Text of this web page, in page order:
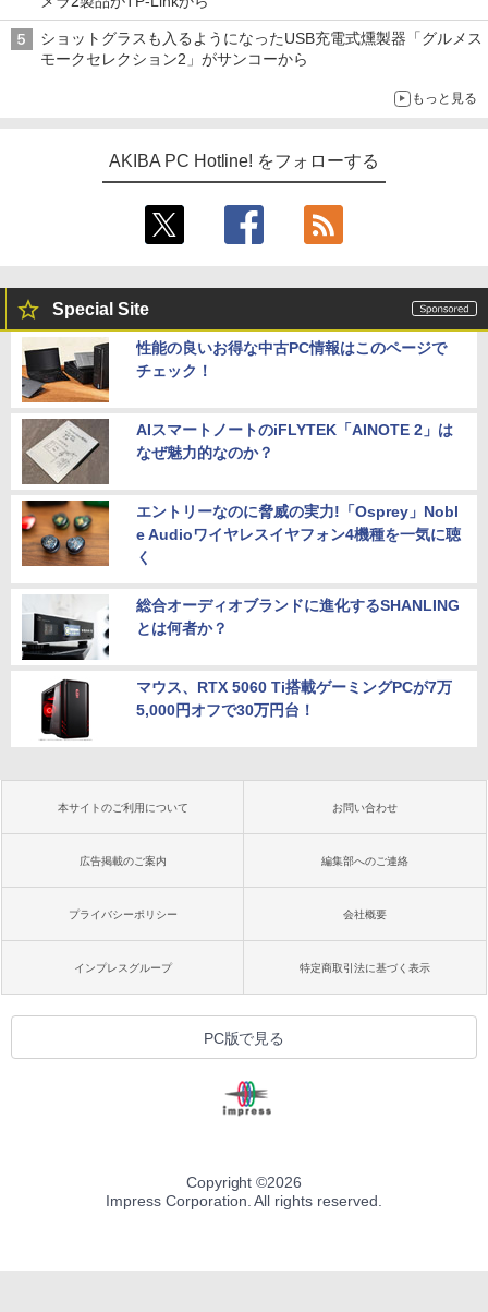
ショットグラスも入るようになったUSB充電式燻製器「グルメス
モークセレクション2」がサンコーから
もっと見る
AKIBA PC Hotline! をフォローする
Special Site
性能の良いお得な中古PC情報はこのページで
チェック！
AIスマートノートのiFLYTEK「AINOTE 2」は
なぜ魅力的なのか？
エントリーなのに脅威の実力!「Osprey」Nobl
e Audioワイヤレスイヤフォン4機種を一気に聴
く
総合オーディオブランドに進化するSHANLING
とは何者か？
マウス、RTX 5060 Ti搭載ゲーミングPCが7万
5,000円オフで30万円台！
本サイトのご利用について お問い合わせ
広告掲載のご案内 編集部へのご連絡
プライバシーポリシー 会社概要
インプレスグループ 特定商取引法に基づく表示
PC版で見る
Copyright ©2026
Impress Corporation. All rights reserved.